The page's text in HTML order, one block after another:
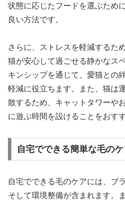
状態に応じたフードを選ぶため
良い方法です。
さらに、ストレスを軽減するた
猫が安心して過ごせる静かなス
キンシップを通じて、愛猫との
軽減に役立ちます。また、猫は
散するため、キャットタワーや
に遊ぶ時間を設けることをおす
自宅でできる簡単な毛の
自宅でできる毛のケアには、ブ
そして環境整備が含まれます。